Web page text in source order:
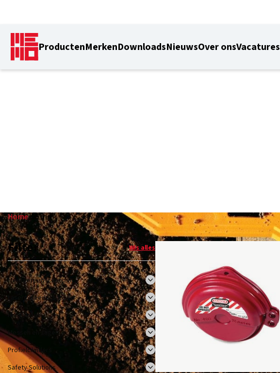
ProductenMerkenDownloadsNieuwsOver onsVacatures
Home/95 mm
Filter Wis alles
Meetgereedschappen
Lasergereedschappen
Hangsloten
Messen en zagen
Profielcilinders
Safety Solutions